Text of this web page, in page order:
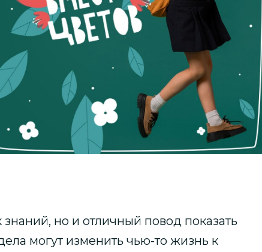
но и отличный повод показать
могут изменить чью-то жизнь к